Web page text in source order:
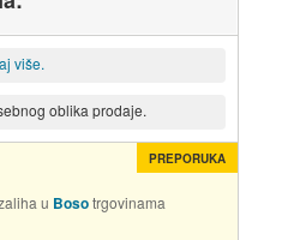
više.
oblika prodaje.
u Bosotrgovinama
PREPORUKA